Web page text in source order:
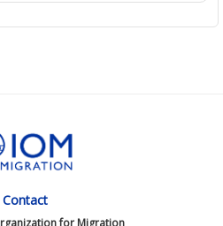
Contact
for Migration